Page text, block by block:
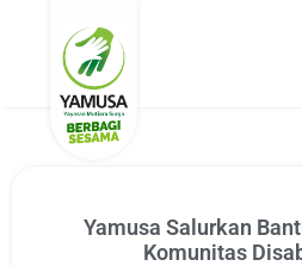
Yamusa Salurkan
Komunitas